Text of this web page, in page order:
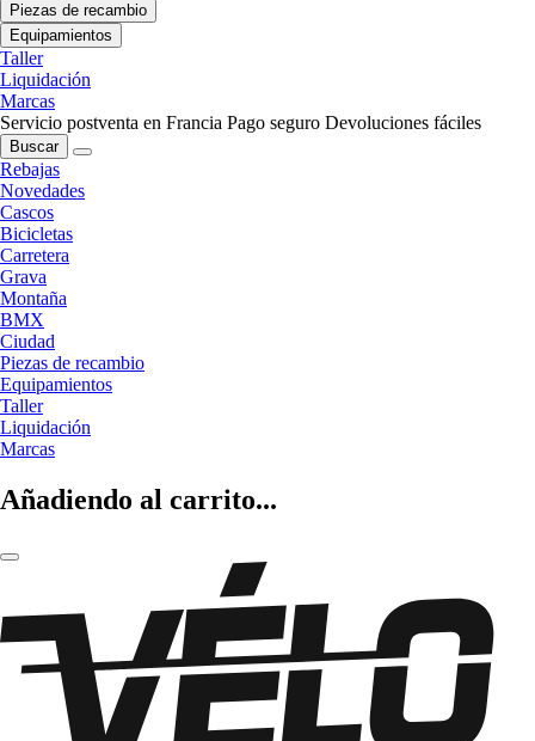
Piezas de recambio
Equipamientos
Taller
Liquidación
Marcas
Servicio postventa en Francia Pago seguro Devoluciones fáciles
Buscar
Rebajas
Novedades
Cascos
Bicicletas
Carretera
Grava
Montaña
BMX
Ciudad
Piezas de recambio
Equipamientos
Taller
Liquidación
Marcas
Añadiendo al carrito...